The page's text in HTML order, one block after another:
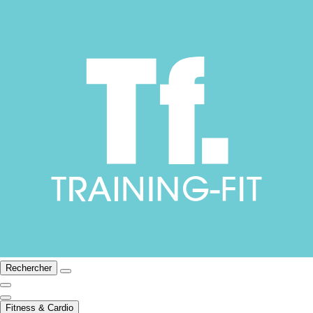
Rechercher
Fitness & Cardio